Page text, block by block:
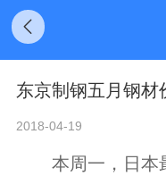
东京制钢五月钢材
2018-04-19
本周一，日本